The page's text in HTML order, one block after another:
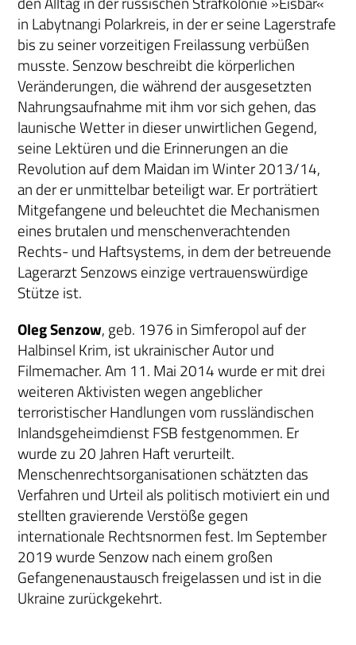
in Labytnangi Polarkreis, in der er seine Lagerstrafe
bis zu seiner vorzeitigen Freilassung verbüßen
musste. Senzow beschreibt die körperlichen
Veränderungen, die während der ausgesetzten
Nahrungsaufnahme mit ihm vor sich gehen, das
launische Wetter in dieser unwirtlichen Gegend,
seine Lektüren und die Erinnerungen an die
Revolution auf dem Maidan im Winter 2013/14,
an der er unmittelbar beteiligt war. Er porträtiert
Mitgefangene und beleuchtet die Mechanismen
eines brutalen und menschenverachtenden
Rechts- und Haftsystems, in dem der betreuende
Lagerarzt Senzows einzige vertrauenswürdige
Stütze ist.
Oleg Senzow, geb. 1976 in Simferopol auf der
Halbinsel Krim, ist ukrainischer Autor und
Filmemacher. Am 11. Mai 2014 wurde er mit drei
weiteren Aktivisten wegen angeblicher
terroristischer Handlungen vom russländischen
Inlandsgeheimdienst FSB festgenommen. Er
wurde zu 20 Jahren Haft verurteilt.
Menschenrechtsorganisationen schätzten das
Verfahren und Urteil als politisch motiviert ein und
stellten gravierende Verstöße gegen
internationale Rechtsnormen fest. Im September
2019 wurde Senzow nach einem großen
Gefangenenaustausch freigelassen und ist in die
Ukraine zurückgekehrt.